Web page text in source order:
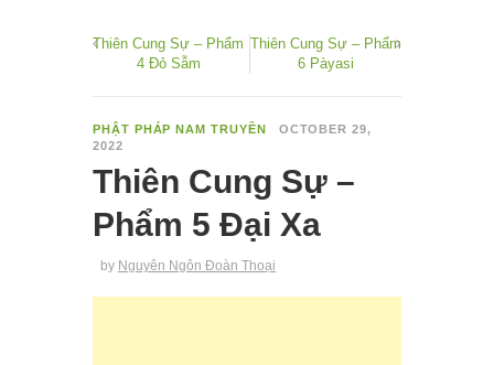
Thiên Cung Sự – Phẩm
4 Đỏ Sẫm
Thiên Cung Sự – Phẩm
6 Pàyasi
PHẬT PHÁP NAM TRUYỀN
OCTOBER 29,
2022
Thiên Cung Sự –
Phẩm 5 Đại Xa
by Nguyên Ngôn Đoàn Thoại